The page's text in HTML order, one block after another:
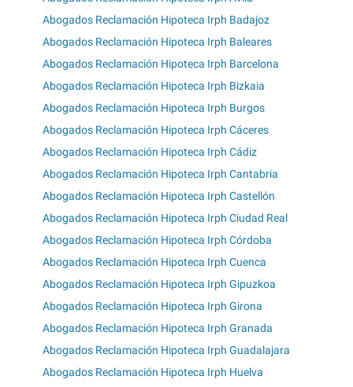
Abogados Reclamación Hipoteca Irph Badajoz
Abogados Reclamación Hipoteca Irph Baleares
Abogados Reclamación Hipoteca Irph Barcelona
Abogados Reclamación Hipoteca Irph Bizkaia
Abogados Reclamación Hipoteca Irph Burgos
Abogados Reclamación Hipoteca Irph Cáceres
Abogados Reclamación Hipoteca Irph Cádiz
Abogados Reclamación Hipoteca Irph Cantabria
Abogados Reclamación Hipoteca Irph Castellón
Abogados Reclamación Hipoteca Irph Ciudad Real
Abogados Reclamación Hipoteca Irph Córdoba
Abogados Reclamación Hipoteca Irph Cuenca
Abogados Reclamación Hipoteca Irph Gipuzkoa
Abogados Reclamación Hipoteca Irph Girona
Abogados Reclamación Hipoteca Irph Granada
Abogados Reclamación Hipoteca Irph Guadalajara
Abogados Reclamación Hipoteca Irph Huelva